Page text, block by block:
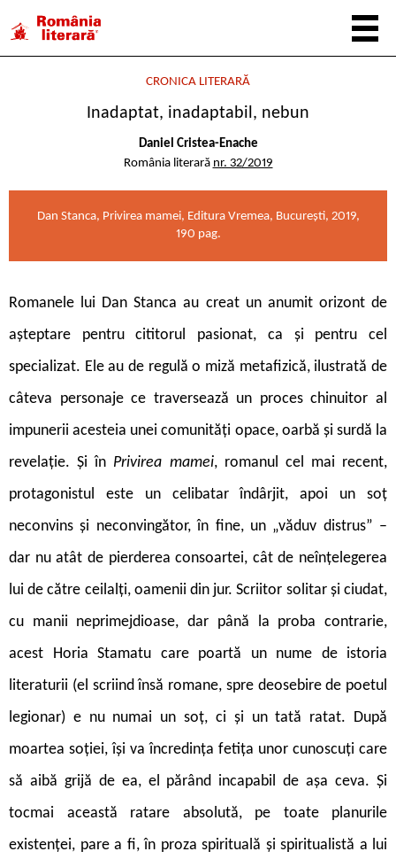
CRONICA LITERARĂ
Inadaptat, inadaptabil, nebun
Daniel Cristea-Enache
România literară nr. 32/2019
Dan Stanca, Privirea mamei, Editura Vremea, București, 2019,
190 pag.
Romanele lui Dan Stanca au creat un anumit orizont de
așteptare pentru cititorul pasionat, ca și pentru cel
specializat. Ele au de regulă o miză metafizică, ilustrată de
câteva personaje ce traversează un proces chinuitor al
impunerii acesteia unei comunități opace, oarbă și surdă la
revelație. Și în Privirea mamei, romanul cel mai recent,
protagonistul este un celibatar îndârjit, apoi un soț
neconvins și neconvingător, în fine, un „văduv distrus” –
dar nu atât de pierderea consoartei, cât de neînțelegerea
lui de către ceilalți, oamenii din jur. Scriitor solitar și ciudat,
cu manii neprimejdioase, dar până la proba contrarie,
acest Horia Stamatu care poartă un nume de istoria
literaturii (el scriind însă romane, spre deosebire de poetul
legionar) e nu numai un soț, ci și un tată ratat. După
moartea soției, își va încredința fetița unor cunoscuți care
să aibă grijă de ea, el părând incapabil de așa ceva. Și
tocmai această ratare absolută, pe toate planurile
existenței, pare a fi, în proza spirituală și spiritualistă a lui